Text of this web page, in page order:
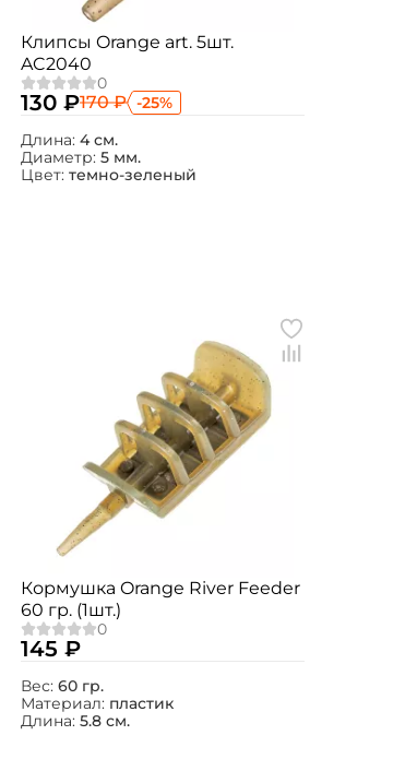
Клипсы Orange art. 5шт.
AC2040
130 ₽170 ₽ -25%
Длина: 4 см.
Диаметр: 5 мм.
Цвет: темно-зеленый
Кормушка Orange River Feeder
60 гр. (1шт.)
145 ₽
Вес: 60 гр.
Материал: пластик
Длина: 5.8 см.